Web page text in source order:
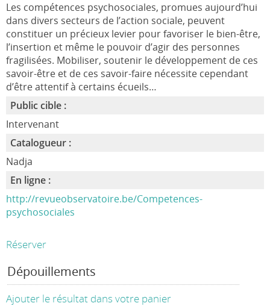
Les compétences psychosociales, promues aujourd’hui
dans divers secteurs de l’action sociale, peuvent
constituer un précieux levier pour favoriser le bien-être,
l’insertion et même le pouvoir d’agir des personnes
fragilisées. Mobiliser, soutenir le développement de ces
savoir-être et de ces savoir-faire nécessite cependant
d’être attentif à certains écueils…
Public cible :
Intervenant
Catalogueur :
Nadja
En ligne :
http://revueobservatoire.be/Competences-
psychosociales
Réserver
Dépouillements
Ajouter le résultat dans votre panier